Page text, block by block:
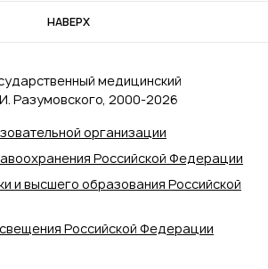
НАВЕРХ
организации
Российской Федерации
и высшего образования Российской
Российской Федерации
медицинский
Разумовского, 2000‑2026